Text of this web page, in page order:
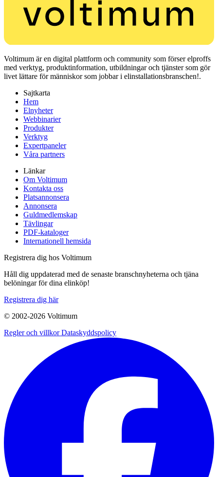
Voltimum är en digital plattform och community som förser elproffs
med verktyg, produktinformation, utbildningar och tjänster som gör
livet lättare för människor som jobbar i elinstallationsbranschen!.
Sajtkarta
Hem
Elnyheter
Webbinarier
Produkter
Verktyg
Expertpaneler
Våra partners
Länkar
Om Voltimum
Kontakta oss
Platsannonsera
Annonsera
Guldmedlemskap
Tävlingar
PDF-kataloger
Internationell hemsida
Registrera dig hos Voltimum
Håll dig uppdaterad med de senaste branschnyheterna och tjäna
belöningar för dina elinköp!
Registrera dig här
© 2002-2026 Voltimum
Regler och villkorDataskyddspolicy